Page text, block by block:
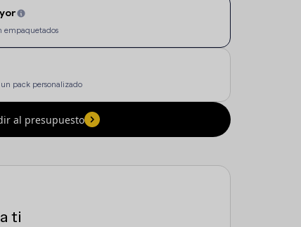
empaquetados
pack personalizado
al presupuesto
ti